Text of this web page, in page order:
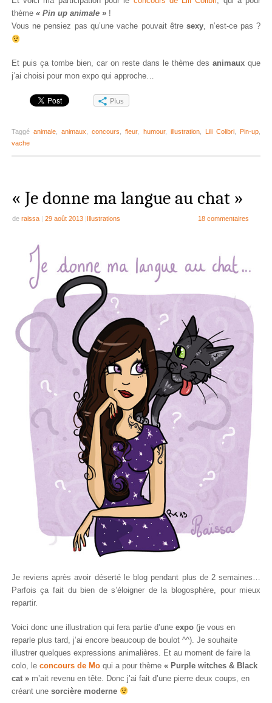
thème « Pin up animale »!
Vous ne pensiez pas qu’une vache pouvait êtresexy, n’est-ce pas ?
Et puis ça tombe bien, car on reste dans le thème desanimaux que
j’ai choisi pour mon expo qui approche…
Plus
Taggéanimale ,animaux ,concours ,fleur, humour, illustration, Lili Colibri Pin-up
vache
« Je donne ma langue au chat »
de raissa | 29 août 2013 |Illustrations 18 commentaires
Je reviens après avoir déserté le blog pendant plus de 2 semaines…
Parfois ça fait du bien de s’éloigner de la blogosphère, pour mieux
repartir.
Voici donc une illustration qui fera partie d’une expo(je vous en
reparle plus tard, j’ai encore beaucoup de boulot ^^). Je souhaite
illustrer quelques expressions animalières. Et au moment de faire la
colo, le concours de Moqui a pour thème « Purple witches & Black
cat »m’ait revenu en tête. Donc j’ai fait d’une pierre deux coups, en
créant une sorcière moderne